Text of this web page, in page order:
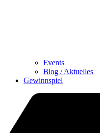
Events
Blog / Aktuelles
Gewinnspiel